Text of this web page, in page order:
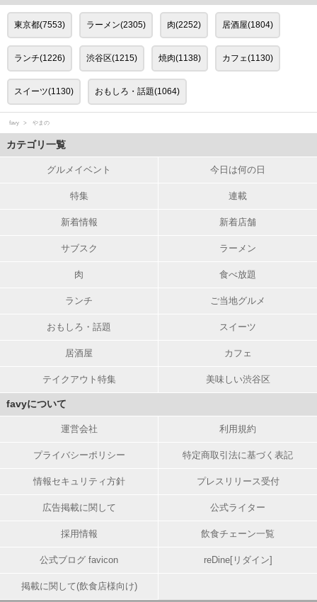
東京都(7553) ラーメン(2305) 肉(2252) 居酒屋(1804)
ランチ(1226) 渋谷区(1215) 焼肉(1138) カフェ(1130)
スイーツ(1130) おもしろ・話題(1064)
favy やまの
カテゴリ一覧
グルメイベント 今日は何の日
特集 連載
新着情報 新着店舗
サブスク ラーメン
肉 食べ放題
ランチ ご当地グルメ
おもしろ・話題 スイーツ
居酒屋 カフェ
テイクアウト特集 美味しい渋谷区
favyについて
運営会社 利用規約
プライバシーポリシー 特定商取引法に基づく表記
情報セキュリティ方針 プレスリリース受付
広告掲載に関して 公式ライター
採用情報 飲食チェーン一覧
公式ブログ favicon reDine[リダイン]
掲載に関して(飲食店様向け)